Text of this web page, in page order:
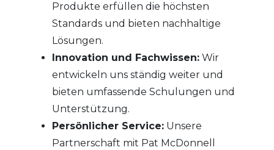
Produkte erfüllen die höchsten
Standards und bieten nachhaltige
Lösungen.
Innovation und Fachwissen: Wir
entwickeln uns ständig weiter und
bieten umfassende Schulungen und
Unterstützung.
Persönlicher Service: Unsere
Partnerschaft mit Pat McDonnell